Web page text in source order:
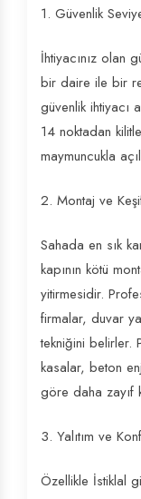
1. Güvenlik
İhtiyacınız olan
bir daire ile bir
güvenlik ihtiyacı
14 noktadan
maymuncukla
2. Montaj ve
Sahada en sık
kapının kötü
yitirmesidir.
firmalar, duvar
tekniğini belirler.
kasalar, beton
göre daha zayıf
3. Yalıtım ve
Özellikle İstiklal